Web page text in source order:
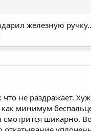
железную
не раздражает.
минимум
смотрится